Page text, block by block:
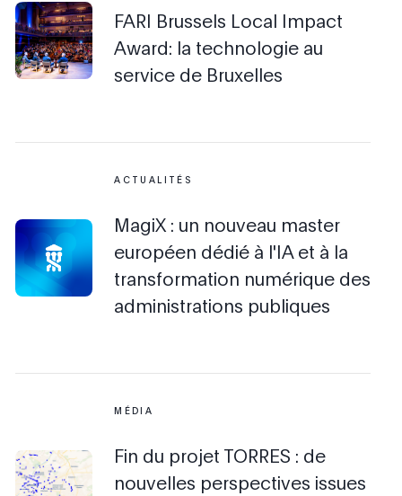
FARI Brussels Local Impact
Award: la technologie au
service de Bruxelles
ACTUALITÉS
MagiX : un nouveau master
européen dédié à l'IA et à la
transformation numérique des
administrations publiques
MÉDIA
Fin du projet TORRES : de
nouvelles perspectives issues